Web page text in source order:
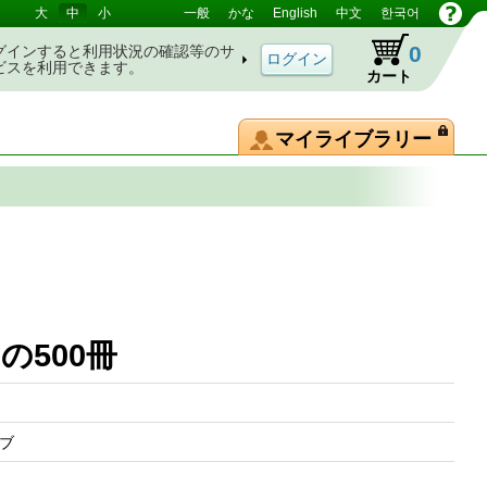
大 中 小 一般 かな English 中文 한국어
インすると利用状況の確認等のサ
スを利用できます。
カート
0
マイライブラリー
めの500冊